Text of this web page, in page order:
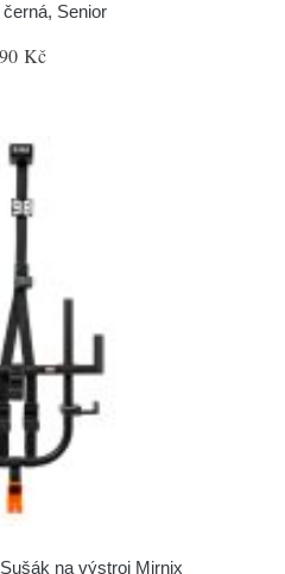
Senior
Kč
na výstroj Mirnix